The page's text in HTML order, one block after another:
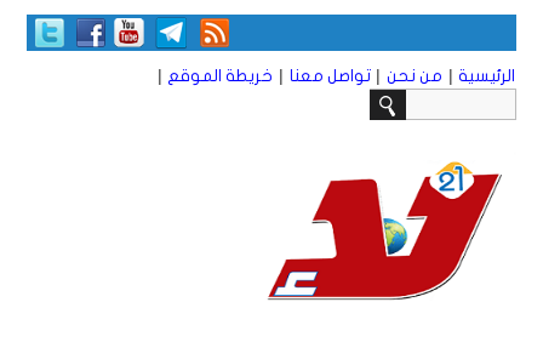
الرئيسية | من نحن | تواصل معنا | خريطة الموقع |